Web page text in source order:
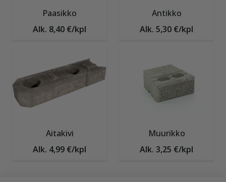
Paasikko
Alk. 8,40 €/kpl
Antikko
Alk. 5,30 €/kpl
Aitakivi
Alk. 4,99 €/kpl
Muurikko
Alk. 3,25 €/kpl